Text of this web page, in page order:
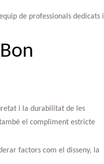
de professionals dedicats i
i la durabilitat de les
el compliment estricte
factors com el disseny, la